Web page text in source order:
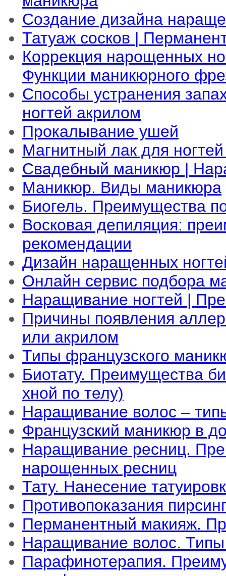
Создание дизайна
Татуаж сосков |
Коррекция нарощенных
Функции маникюрного
Способы устранения
ногтей акрилом
Прокалывание ушей
Магнитный лак для
Свадебный маникюр |
Маникюр. Виды маникюра
Биогель. Преимущества
Восковая депиляция:
рекомендации
Дизайн наращенных
Онлайн сервис подбора
Наращивание ногтей |
Причины появления
или акрилом
Типы французского
Биотату. Преимущества
хной по телу)
Наращивание волос –
Французский маникюр в
Наращивание ресниц.
нарощенных ресниц
Тату. Нанесение
Противопоказания
Перманентный макияж.
Наращивание волос.
Парафинотерапия.